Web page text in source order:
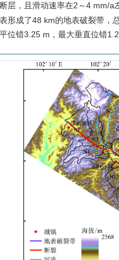
层，且滑动速率在2～4 mm/a
形成了48 km的地表破裂带，
位错3.25 m，最大垂直位错